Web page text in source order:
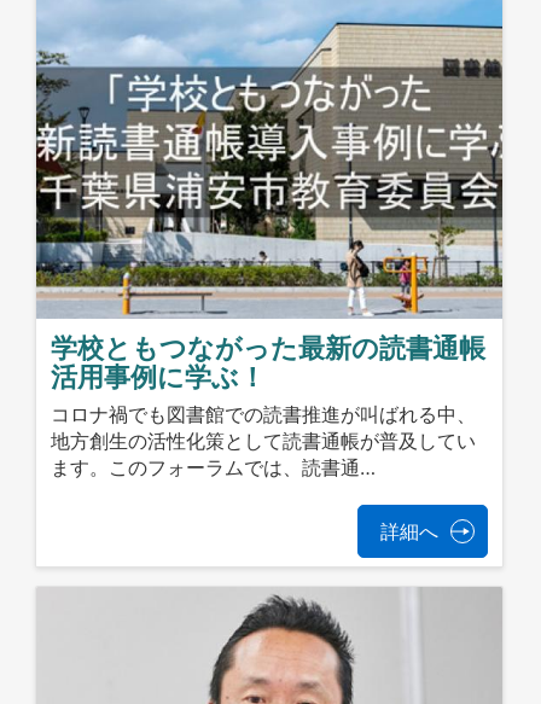
学校ともつながった最新の読書通帳
活用事例に学ぶ！
コロナ禍でも図書館での読書推進が叫ばれる中、
地方創生の活性化策として読書通帳が普及してい
ます。このフォーラムでは、読書通…
詳細へ